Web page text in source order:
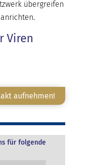
übergreifen
Viren
aufnehmen!
für folgende